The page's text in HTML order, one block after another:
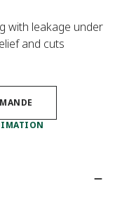
with leakage under
and cuts